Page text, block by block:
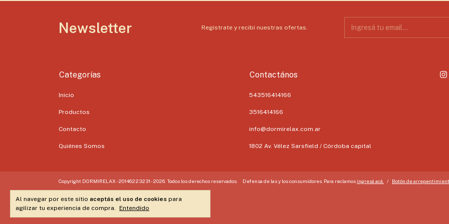
Al navegar por este sitio aceptás el uso de cookies para
agilizar tu experiencia de compra. Entendido
Newsletter Registrate y recibí nuestras ofertas.
Categorías
Inicio
Productos
Contacto
Quiénes Somos
Contactános
543516414166
3516414166
info@dormirelax.com.ar
1802 Av. Vélez Sarsfield / Córdoba capital
Copyright DORMIRELAX - 20146223231 - 2026. Todos los derechos reservados. Defensa de las y los consumidores. Para reclamos ingresá acá. / Botón de